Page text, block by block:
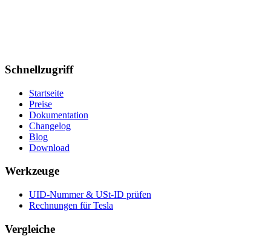
Schnellzugriff
Startseite
Preise
Dokumentation
Changelog
Blog
Download
Werkzeuge
UID-Nummer & USt-ID prüfen
Rechnungen für Tesla
Vergleiche